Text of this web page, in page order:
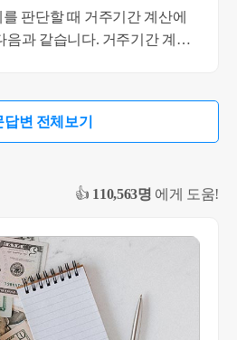
거주기간 계산에
니다. 거주기간 계산
세대원이 거주한 경우 거주 요
비과세는 가능할 것으로 보입
해야 하는 점 참고 부탁드립니
세무사 010-4012-0152
답변 전체보기
👍 110,563명 에게 도움!